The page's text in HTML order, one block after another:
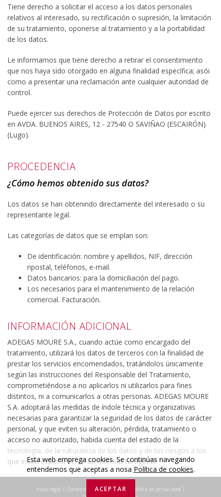
Tiene derecho a solicitar el acceso a los datos personales
relativos al interesado, su rectificación o supresión, la limitación
de su tratamiento, oponerse al tratamiento y a la portabilidad
de los datos.
Le informamos que tiene derecho a retirar el consentimiento
que nos haya sido otorgado en alguna finalidad específica; asói
como a presentar una reclamación ante cualquier autoridad de
control.
Puede ejercer sus derechos de Protección de Datos por escrito
en AVDA. BUENOS AIRES, 12 - 27540 O SAVIÑAO (ESCAIRÓN)
(Lugo).
PROCEDENCIA
¿Cómo hemos obtenido sus datos?
Los datos se han obtenindo directamente del interesado o su
representante legal.
Las categorías de datos que se emplan son:
De identificación: nombre y apellidos, NIF, dirección
npostal, teléfonos, e-mail.
Datos bancarios: para la domiciliación del pago.
Los necesarios para el mantenimiento de la relación
comercial. Facturación.
INFORMACIÓN ADICIONAL
ADEGAS MOURE S.A., cuando actúe como encargado del
tratamiento, utilizará los datos de terceros con la finalidad de
prestar los servicios encomendados, tratándolos únicamente
según las instrucciones del Responsable del Tratamiento,
comprometiéndose a no aplicarlos ni utilizarlos para fines
distintos, ni a comunicarlos a otras personas. ADEGAS MOURE
S.A. adoptará las medidas de índole técnica y organizativas
necesarias para garantizar la seguridad de los datos de carácter
personal, y que eviten su alteración, pérdida, tratamiento o
acceso no autorizado, habida cuenta del estado de la
tecnología, de la naturaleza de los datos y de los riesgos a los
que están expuestos, en la nonrmativa vigente.
Aviso legal | Condiciones de Compra| Política de privacidad |
Esta web emprega cookies. Se continúas navegando
entendemos que aceptas a nosa Política de cookies.
ACEPTAR